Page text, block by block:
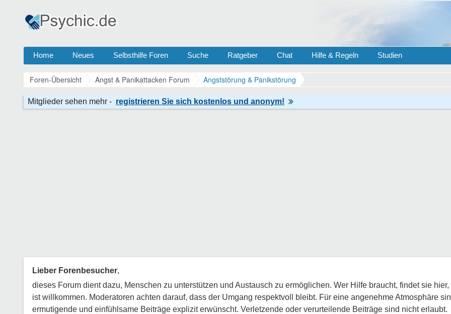
Home Neues Selbsthilfe Foren Suche Ratgeber Chat Hilfe & Regeln Studien
Foren-Übersicht Angst & Panikattacken Forum Angststörung & Panikstörung
Lieber Forenbesucher,
dieses Forum dient dazu, Menschen zu unterstützen und Austausch zu ermöglichen. Wer Hilfe braucht, findet sie
ist willkommen. Moderatoren achten darauf, dass der Umgang respektvoll bleibt. Für eine angenehme Atmosphäre
ermutigende und einfühlsame Beiträge explizit erwünscht. Verletzende oder verurteilende Beiträge sind nicht erlaubt.